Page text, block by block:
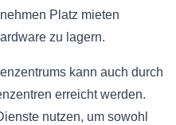
Platz mieten
zu lagern.
kann auch durch
erreicht werden.
nutzen, um sowohl